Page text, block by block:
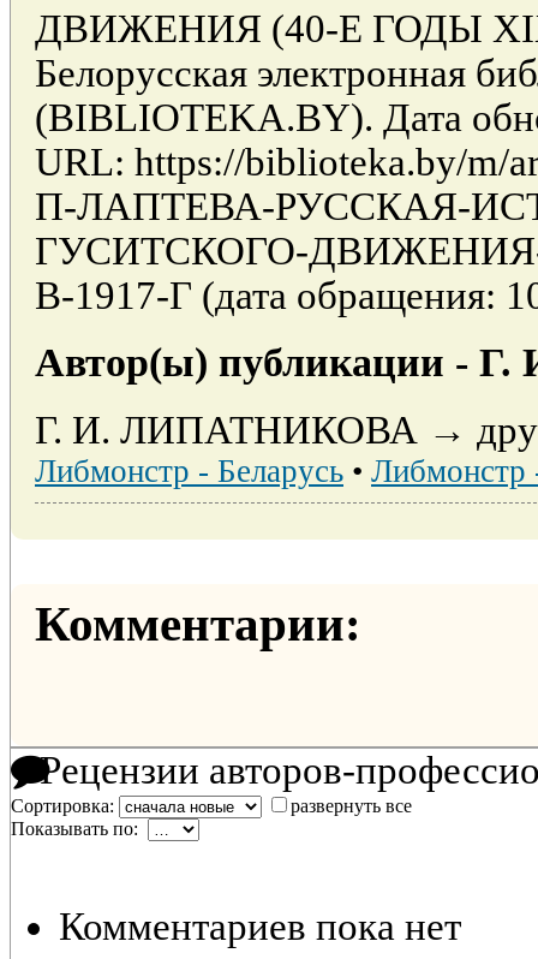
ДВИЖЕНИЯ (40-Е ГОДЫ
Белорусская электронная
(BIBLIOTEKA.BY). Дата
URL: https://biblioteka.by/m/
П-ЛАПТЕВА-РУССКАЯ-
ГУСИТСКОГО-
В-1917-Г (дата обращения:
Автор(ы) публикации -
Г. И. ЛИПАТНИКОВА →
Либмонстр - Беларусь • Либмонстр
Комментарии:
Рецензии авторов-
Сортировка:
развернуть все
Показывать по:
Комментариев пока нет